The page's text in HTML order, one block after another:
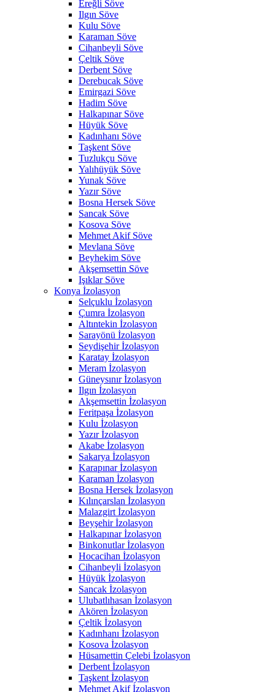
Ereğli Söve
Ilgın Söve
Kulu Söve
Karaman Söve
Cihanbeyli Söve
Çeltik Söve
Derbent Söve
Derebucak Söve
Emirgazi Söve
Hadim Söve
Halkapınar Söve
Hüyük Söve
Kadınhanı Söve
Taşkent Söve
Tuzlukçu Söve
Yalıhüyük Söve
Yunak Söve
Yazır Söve
Bosna Hersek Söve
Sancak Söve
Kosova Söve
Mehmet Akif Söve
Mevlana Söve
Beyhekim Söve
Akşemsettin Söve
Işıklar Söve
Konya İzolasyon
Selçuklu İzolasyon
Çumra İzolasyon
Altıntekin İzolasyon
Sarayönü İzolasyon
Seydişehir İzolasyon
Karatay İzolasyon
Meram İzolasyon
Güneysınır İzolasyon
Ilgın İzolasyon
Akşemsettin İzolasyon
Feritpaşa İzolasyon
Kulu İzolasyon
Yazır İzolasyon
Akabe İzolasyon
Sakarya İzolasyon
Karapınar İzolasyon
Karaman İzolasyon
Bosna Hersek İzolasyon
Kılınçarslan İzolasyon
Malazgirt İzolasyon
Beyşehir İzolasyon
Halkapınar İzolasyon
Binkonutlar İzolasyon
Hocacihan İzolasyon
Cihanbeyli İzolasyon
Hüyük İzolasyon
Sancak İzolasyon
Ulubatlıhasan İzolasyon
Akören İzolasyon
Çeltik İzolasyon
Kadınhanı İzolasyon
Kosova İzolasyon
Hüsamettin Çelebi İzolasyon
Derbent İzolasyon
Taşkent İzolasyon
Mehmet Akif İzolasyon